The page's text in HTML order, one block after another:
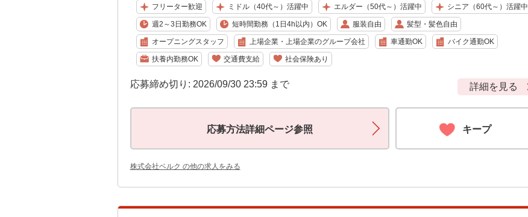
フリーター歓迎 ミドル（40代～）活躍中 エルダー（50代～）活躍中 シニア（60代～）活躍中
週2～3日勤務OK 短時間勤務（1日4h以内）OK 服装自由 髪型・髪色自由
オープニングスタッフ 上場企業・上場企業のグループ会社 車通勤OK バイク通勤OK
扶養内勤務OK 交通費支給 社会保険あり
応募締め切り: 2026/09/30 23:59 まで 詳細を見る
応募方法詳細ページ参照 キープ
株式会社ベルク の他の求人をみる